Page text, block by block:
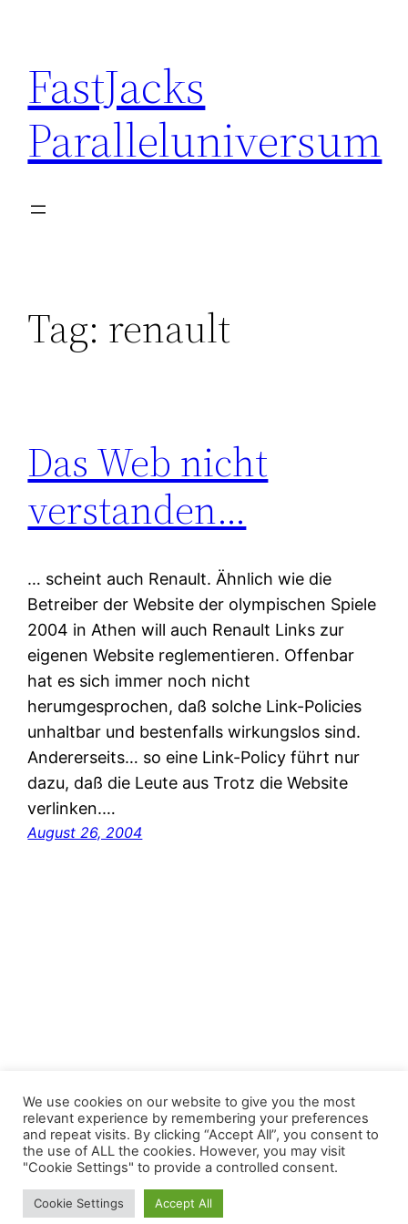
content
FastJacks
Paralleluniversum
Tag: renault
Das Web nicht
verstanden…
… scheint auch Renault. Ähnlich wie die
Betreiber der Website der olympischen Spiele
2004 in Athen will auch Renault Links zur
eigenen Website reglementieren. Offenbar
hat es sich immer noch nicht
herumgesprochen, daß solche Link-Policies
unhaltbar und bestenfalls wirkungslos sind.
Andererseits… so eine Link-Policy führt nur
dazu, daß die Leute aus Trotz die Website
verlinken.…
August 26, 2004
Proudly powered byWordPress
We use cookies on our website to give you the most
relevant experience by remembering your preferences
and repeat visits. By clicking “Accept All”, you consent to
the use of ALL the cookies. However, you may visit
"Cookie Settings" to provide a controlled consent.
Cookie Settings Accept All